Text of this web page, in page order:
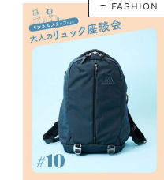
FASHION